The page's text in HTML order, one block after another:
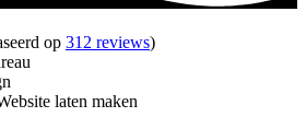
op 312 reviews)